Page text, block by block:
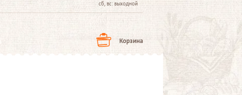
сб, вс: выходной
Корзина